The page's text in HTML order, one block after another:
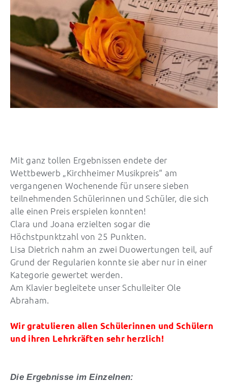
Mit ganz tollen Ergebnissen endete der
Wettbewerb „Kirchheimer Musikpreis“ am
vergangenen Wochenende für unsere sieben
teilnehmenden Schülerinnen und Schüler, die sich
alle einen Preis erspielen konnten!
Clara und Joana erzielten sogar die
Höchstpunktzahl von 25 Punkten.
Lisa Dietrich nahm an zwei Duowertungen teil, auf
Grund der Regularien konnte sie aber nur in einer
Kategorie gewertet werden.
Am Klavier begleitete unser Schulleiter Ole
Abraham.
Wir gratulieren allen Schülerinnen und Schülern
und ihren Lehrkräften sehr herzlich!
Die Ergebnisse im Einzelnen: